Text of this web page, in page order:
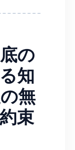
の
知
無
束